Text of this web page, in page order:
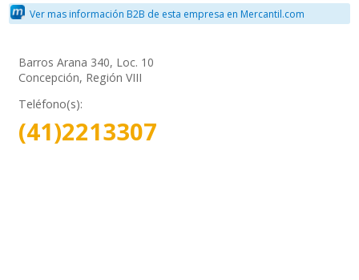
Ver mas información B2B de esta empresa en Mercantil.com
Barros Arana 340, Loc. 10
Concepción, Región VIII
Teléfono(s):
(41)2213307